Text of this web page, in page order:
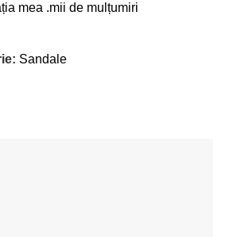
mea .mii de mulțumiri
Sandale